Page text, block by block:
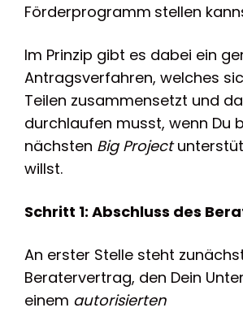
Förderprogramm stellen
Im Prinzip gibt es dabei ein
Antragsverfahren, welches
Teilen zusammensetzt und
durchlaufen musst, wenn Du
nächsten Big Project
willst.
Schritt 1: Abschluss des
An erster Stelle steht
Beratervertrag, den Dein
einem autorisierten